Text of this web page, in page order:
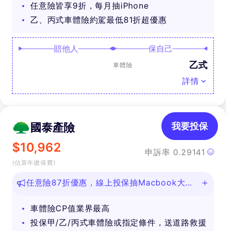
任意險皆享9折，每月抽iPhone
乙、丙式車體險約駕最低81折超優惠
賠他人 保自己
車體險 乙式
詳情
國泰產險
$10,962
(估算年繳保費)
申訴率 0.29141
我要投保
任意險87折優惠，線上投保抽Macbook大
車體險CP值業界最高
投保甲/乙/丙式車體險或指定條件，送道路救援